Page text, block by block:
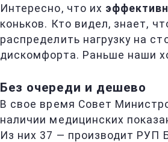
Интересно, что их
коньков. Кто видел, знает,
распределить нагрузку на
дискомфорта. Раньше наши
Без очереди и дешево
В свое время Совет
наличии медицинских
Из них 37 — производит РУП